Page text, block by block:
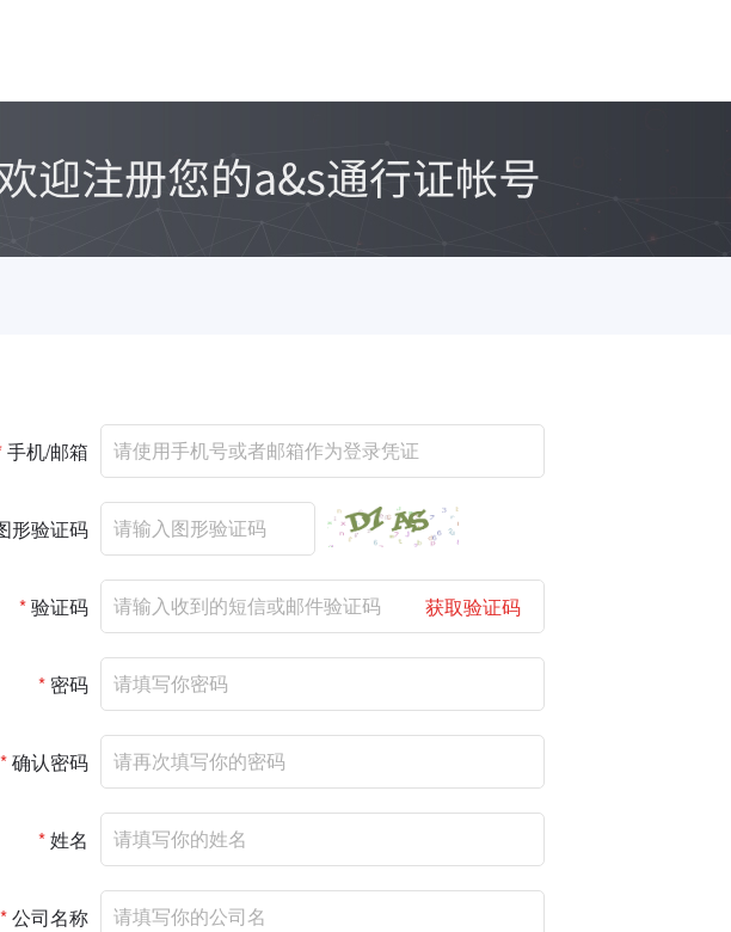
手机/邮箱
形验证码
*验证码 获取验证码
* 密码
*确认密码
*姓名
*公司名称